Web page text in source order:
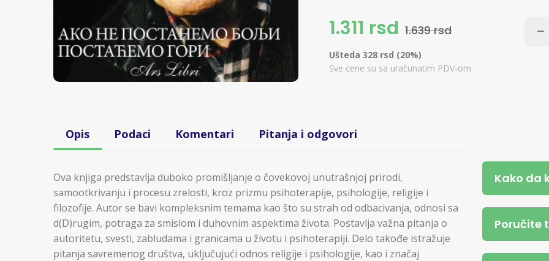
1.311 rsd 1.639 rsd
Ušteda 328 rsd (20%)
Sve cene su sa uračunatim PDV-om.
Opis Podaci Komentari Pitanja i odgovori
Ova knjiga predstavlja duboko promišljanje o čovekovoj unutrašnjoj prirodi,
samootkrivanju i procesu zrelosti, kroz prizmu psihoterapije, psihologije, religije i
filozofije. Autor se bavi kompleksnim temama kao što su strah od odbacivanja, odnosi sa
d(D)rugim, potraga za smislom i duhovnim aspektima života. Postavlja važna pitanja o
autoritetu, svesti, zabludama i granicama u životu i psihoterapiji. Delo takođe istražuje
pitanja savremenog društva, uključujući odnos religije i psihologije, kao i značaj
Kako da
Poručite